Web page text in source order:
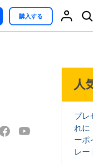
ォン管理ソフト
Recoverit
サポート
ブレイン
カンバン
特性要因
新機
新機
購入する 無料ダウンロー
人
プレ
れに
ーポ
レー